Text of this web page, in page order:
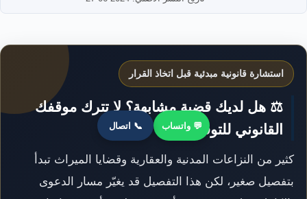
استشارة قانونية مبدئية قبل اتخاذ القرار
⚖️ هل لديك قضية مشابهة؟ لا تترك موقفك
القانوني للتوقعات
كثير من النزاعات المدنية والعقارية وقضايا الميراث تبدأ
بتفصيل صغير، لكن هذا التفصيل قد يغيّر مسار الدعوى
💬 واتساب 📞 اتصال